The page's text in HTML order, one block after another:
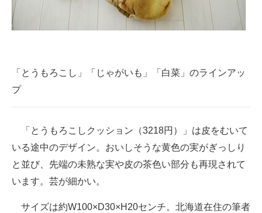
ちょっと気になるネットの話題
「とうもろこし」「じゃがいも」「白菜」のラインアッ
プ
「とうもろこしクッション（3218円）」は皮をむいて
いる途中のデザイン。おいしそうな黄色の実がぎっしり
と並び、先端の未熟な実や皮の茶色い部分も再現されて
います。芸が細かい。
サイズは約W100×D30×H20センチ。北海道在住の筆者